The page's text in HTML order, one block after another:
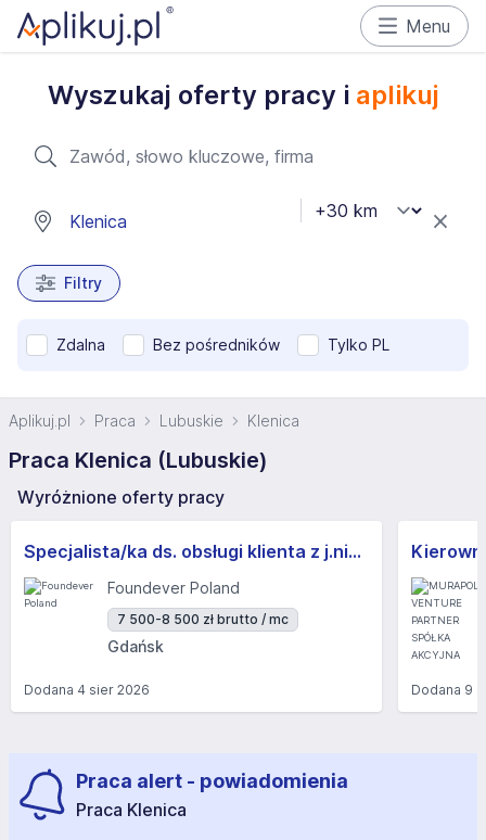
Menu
Wyszukaj oferty pracy i aplikuj
Filtry
Zdalna Bez pośredników Tylko PL
Aplikuj.pl Praca Lubuskie Klenica
Praca Klenica (Lubuskie)
Wyróżnione oferty pracy
Specjalista/ka ds. obsługi klienta z j.niemieckim
Foundever Poland
7 500-8 500 zł brutto / mc
Gdańsk
Dodana 4 sier 2026 Dodana 9
Praca alert - powiadomienia
Praca Klenica